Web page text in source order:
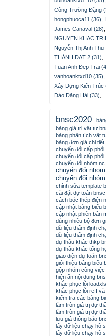
Công Trường Đặng
hongphuoca11 (36)
James Canaval (28)
NGUYEN KHAC
Nguyễn Thị Anh Thư
THÀNH ĐẠT 2 (31)
Tuan Anh Đep Trai
vanhoanktxd10 (35)
Xây Dựng Kiến Trúc
Đào Đăng Hải (33)
bnsc2020
bảng giá trị vật tư
bảng phân tích vật
bảng đơn giá chi tiết
chuyển đổi cấp phối
chuyển đổi cấp phối
chuyển đổi nhóm nc
chuyển đổi
chuyển đổi
chỉnh sửa template
cài đặt dự toán bnsc
cách bóc thép điện
cập nhật bảng biểu
cập nhật phiên bản
dùng nhiều bộ đơn
dữ liệu thẩm định
dữ liệu thẩm định
dự thầu khác thkp
dự thầu khác tổng
giao diện dự toán
giới thiệu bảng biểu
gộp nhóm công việc
hiện ẩn nội dung
khắc phục lỗi
khắc phục lỗi reff và
kiểm tra các bảng
làm tròn giá trị dự
làm tròn giá trị dự
lưu giá thông báo
lấy dữ liệu chạy hồ
lấy dữ liệu chạy hồ